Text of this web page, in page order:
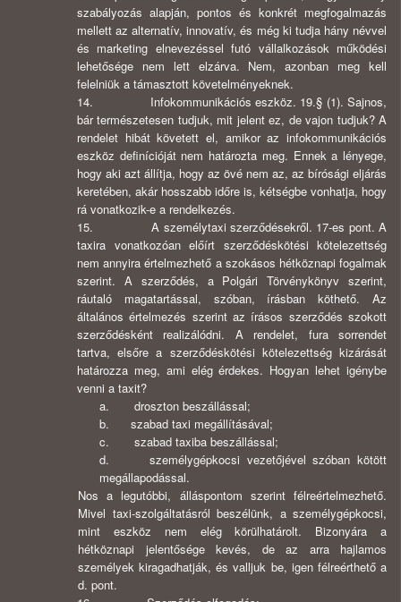
szabályozás alapján, pontos és konkrét megfogalmazás
mellett az alternatív, innovatív, és még ki tudja hány névvel
és marketing elnevezéssel futó vállalkozások működési
lehetősége nem lett elzárva. Nem, azonban meg kell
felelniük a támasztott követelményeknek.
14. Infokommunikációs eszköz. 19.§ (1). Sajnos,
bár természetesen tudjuk, mit jelent ez, de vajon tudjuk? A
rendelet hibát követett el, amikor az infokommunikációs
eszköz definícióját nem határozta meg. Ennek a lényege,
hogy aki azt állítja, hogy az övé nem az, az bírósági eljárás
keretében, akár hosszabb időre is, kétségbe vonhatja, hogy
rá vonatkozik-e a rendelkezés.
15. A személytaxi szerződésekről. 17-es pont. A
taxira vonatkozóan előírt szerződéskötési kötelezettség
nem annyira értelmezhető a szokásos hétköznapi fogalmak
szerint. A szerződés, a Polgári Törvénykönyv szerint,
ráutaló magatartással, szóban, írásban köthető. Az
általános értelmezés szerint az írásos szerződés szokott
szerződésként realizálódni. A rendelet, fura sorrendet
tartva, elsőre a szerződéskötési kötelezettség kizárását
határozza meg, ami elég érdekes. Hogyan lehet igénybe
venni a taxit?
a. droszton beszállással;
b. szabad taxi megállításával;
c. szabad taxiba beszállással;
d. személygépkocsi vezetőjével szóban kötött
megállapodással.
Nos a legutóbbi, álláspontom szerint félreértelmezhető.
Mivel taxi-szolgáltatásról beszélünk, a személygépkocsi,
mint eszköz nem elég körülhatárolt. Bizonyára a
hétköznapi jelentősége kevés, de az arra hajlamos
személyek kiragadhatják, és valljuk be, igen félreérthető a
d. pont.